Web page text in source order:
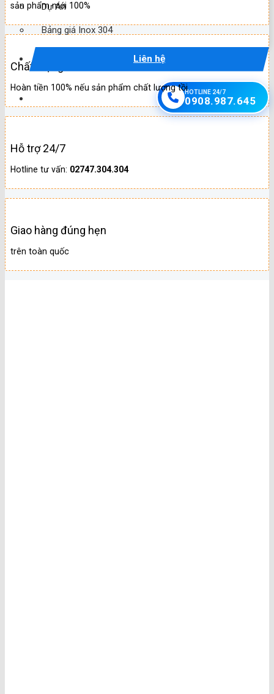
Dự Án
Bảng giá Inox 304
Liên hệ
HOTLINE 24/7
0908.987.645
sản phẩm mới 100%
Chất lượng
Hoàn tiền 100% nếu sản phẩm chất lượng tồi
Hỗ trợ 24/7
Hotline tư vấn: 02747.304.304
Giao hàng đúng hẹn
trên toàn quốc